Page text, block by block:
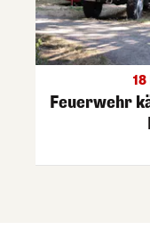
Feuerwehr